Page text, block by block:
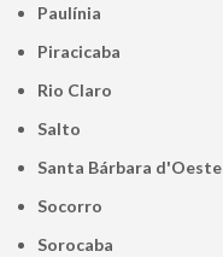
Paulínia
Piracicaba
Rio Claro
Salto
Santa Bárbara d'Oeste
Socorro
Sorocaba